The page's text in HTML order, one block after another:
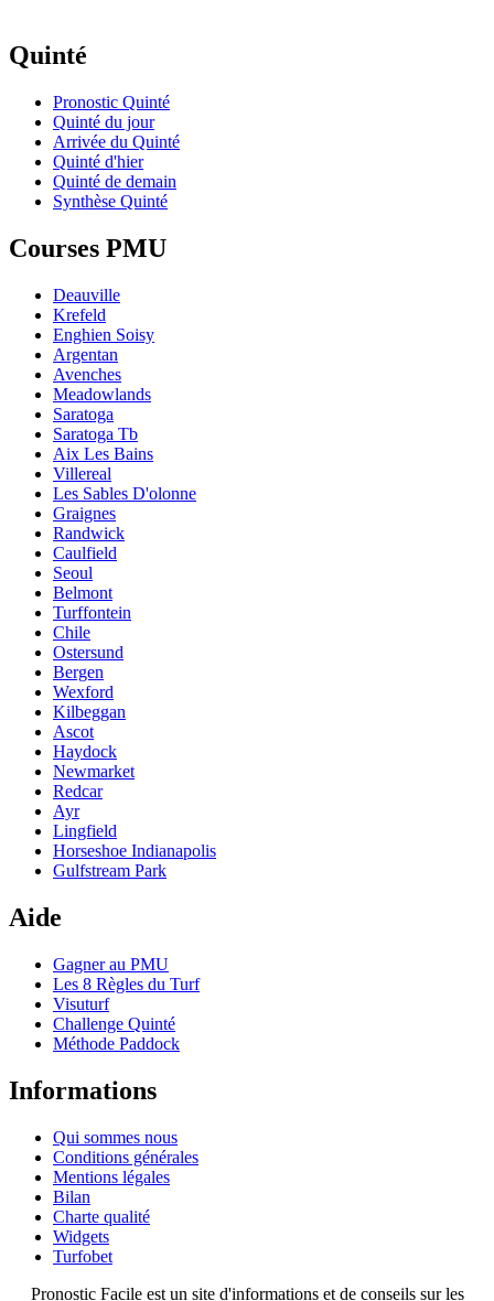
Quinté
Pronostic Quinté
Quinté du jour
Arrivée du Quinté
Quinté d'hier
Quinté de demain
Synthèse Quinté
Courses PMU
Deauville
Krefeld
Enghien Soisy
Argentan
Avenches
Meadowlands
Saratoga
Saratoga Tb
Aix Les Bains
Villereal
Les Sables D'olonne
Graignes
Randwick
Caulfield
Seoul
Belmont
Turffontein
Chile
Ostersund
Bergen
Wexford
Kilbeggan
Ascot
Haydock
Newmarket
Redcar
Ayr
Lingfield
Horseshoe Indianapolis
Gulfstream Park
Aide
Gagner au PMU
Les 8 Règles du Turf
Visuturf
Challenge Quinté
Méthode Paddock
Informations
Qui sommes nous
Conditions générales
Mentions légales
Bilan
Charte qualité
Widgets
Turfobet
Pronostic Facile est un site d'informations et de conseils sur les